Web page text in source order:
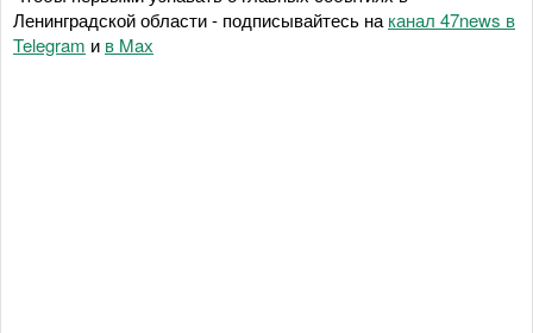
Ленинградской области - подписывайтесь на канал 47news в
Telegram и в Maх